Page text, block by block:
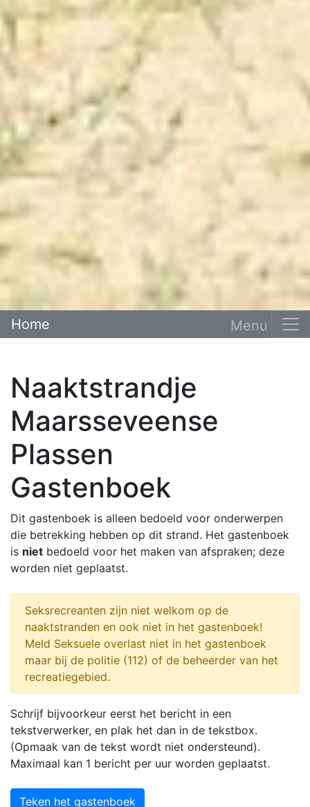
Home
Naaktstrandje
Maarsseveense
Plassen
Gastenboek
Dit gastenboek is alleen bedoeld voor onderwerpen
die betrekking hebben op dit strand. Het gastenboek
is niet bedoeld voor het maken van afspraken; deze
worden niet geplaatst.
Seksrecreanten zijn niet welkom op de
naaktstranden en ook niet in het gastenboek!
Meld Seksuele overlast niet in het gastenboek
maar bij de politie (112) of de beheerder van het
recreatiegebied.
Schrijf bijvoorkeur eerst het bericht in een
tekstverwerker, en plak het dan in de tekstbox.
(Opmaak van de tekst wordt niet ondersteund).
Maximaal kan 1 bericht per uur worden geplaatst.
Teken het gastenboek